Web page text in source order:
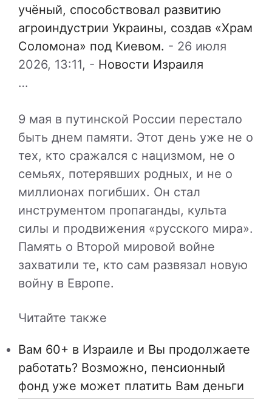
учёный, способствовал развитию
агроиндустрии Украины, создав «Храм
Соломона» под Киевом. - 26 июля
2026, 13:11, - Новости Израиля
…
9 мая в путинской России перестало
быть днем памяти. Этот день уже не о
тех, кто сражался с нацизмом, не о
семьях, потерявших родных, и не о
миллионах погибших. Он стал
инструментом пропаганды, культа
силы и продвижения «русского мира».
Память о Второй мировой войне
захватили те, кто сам развязал новую
войну в Европе.
Читайте также
Вам 60+ в Израиле и Вы продолжаете
работать? Возможно, пенсионный
фонд уже может платить Вам деньги